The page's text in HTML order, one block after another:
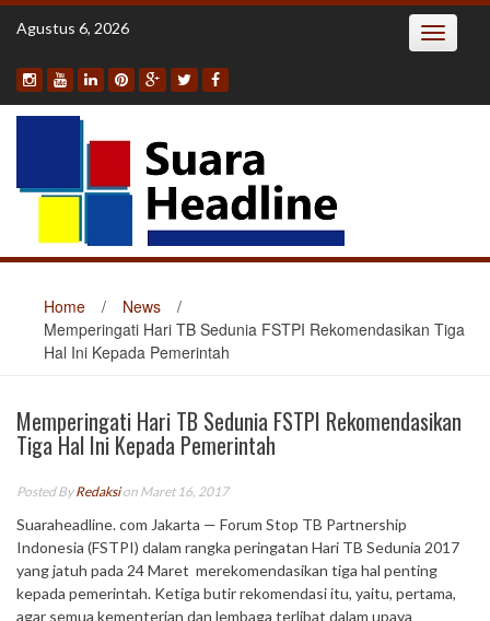
Skip
Agustus 6, 2026 Toggle
Home / News
/
Memperingati Hari TB Sedunia FSTPI Rekomendasikan Tiga
Hal Ini Kepada Pemerintah
Memperingati Hari TB Sedunia FSTPI Rekomendasikan
Tiga Hal Ini Kepada Pemerintah
Posted ByRedaksion Maret 16, 2017
Suaraheadline. com Jakarta — Forum Stop TB Partnership
Indonesia (FSTPI) dalam rangka peringatan Hari TB Sedunia 2017
yang jatuh pada 24 Maret merekomendasikan tiga hal penting
kepada pemerintah. Ketiga butir rekomendasi itu, yaitu, pertama,
agar semua kementerian dan lembaga terlibat dalam upaya